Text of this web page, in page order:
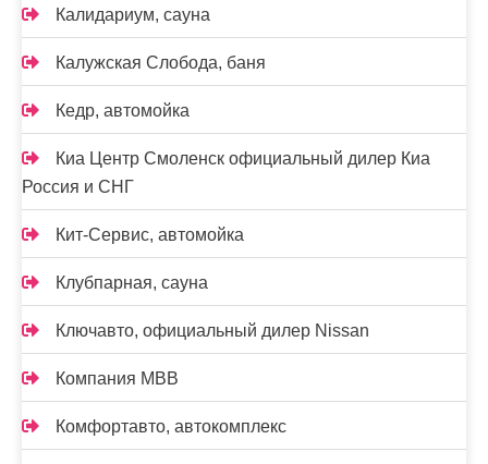
Калидариум, сауна
Калужская Слобода, баня
Кедр, автомойка
Киа Центр Смоленск официальный дилер Киа
Россия и СНГ
Кит-Сервис, автомойка
Клубпарная, сауна
Ключавто, официальный дилер Nissan
Компания МВВ
Комфортавто, автокомплекс